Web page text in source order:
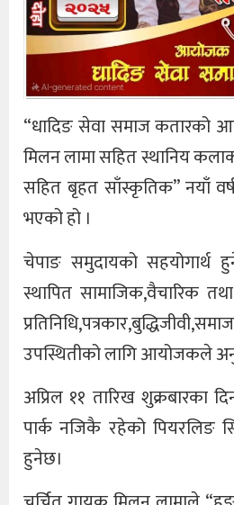
“धादिङ सेवा समाज कतारको
मिलन लामा सहित स्थानिय
सहित बृहत साँस्कृतिक” नयाँ
भएको हो ।
चेपाङ समुदायको सहयोगार्थ
स्थापित सामाजिक,वैचारिक
उपस्थितीको लागि आयोजकले
अप्रिल ११ तारिख शुक्रबारका
पार्क नजिकै रहेको
हुनेछ।